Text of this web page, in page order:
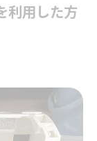
利用した方